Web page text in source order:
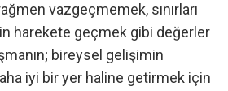
vazgeçmemek, sınırları
harekete geçmek gibi değerler
bireysel gelişimin
iyi bir yer haline getirmek için